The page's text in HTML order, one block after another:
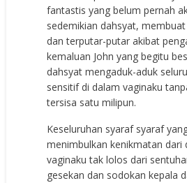
fantastis yang belum pernah
sedemikian dahsyat,
dan terputar-putar akibat
kemaluan John yang begitu
dahsyat mengaduk-aduk
sensitif di dalam vaginaku
tersisa satu milipun.
Keseluruhan syaraf syaraf
menimbulkan kenikmatan dari
vaginaku tak lolos dari
gesekan dan sodokan kepala